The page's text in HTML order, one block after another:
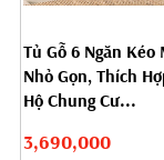
Tủ Gỗ 6 Ngăn Kéo
Nhỏ Gọn, Thích
Hộ Chung Cư...
3,690,000